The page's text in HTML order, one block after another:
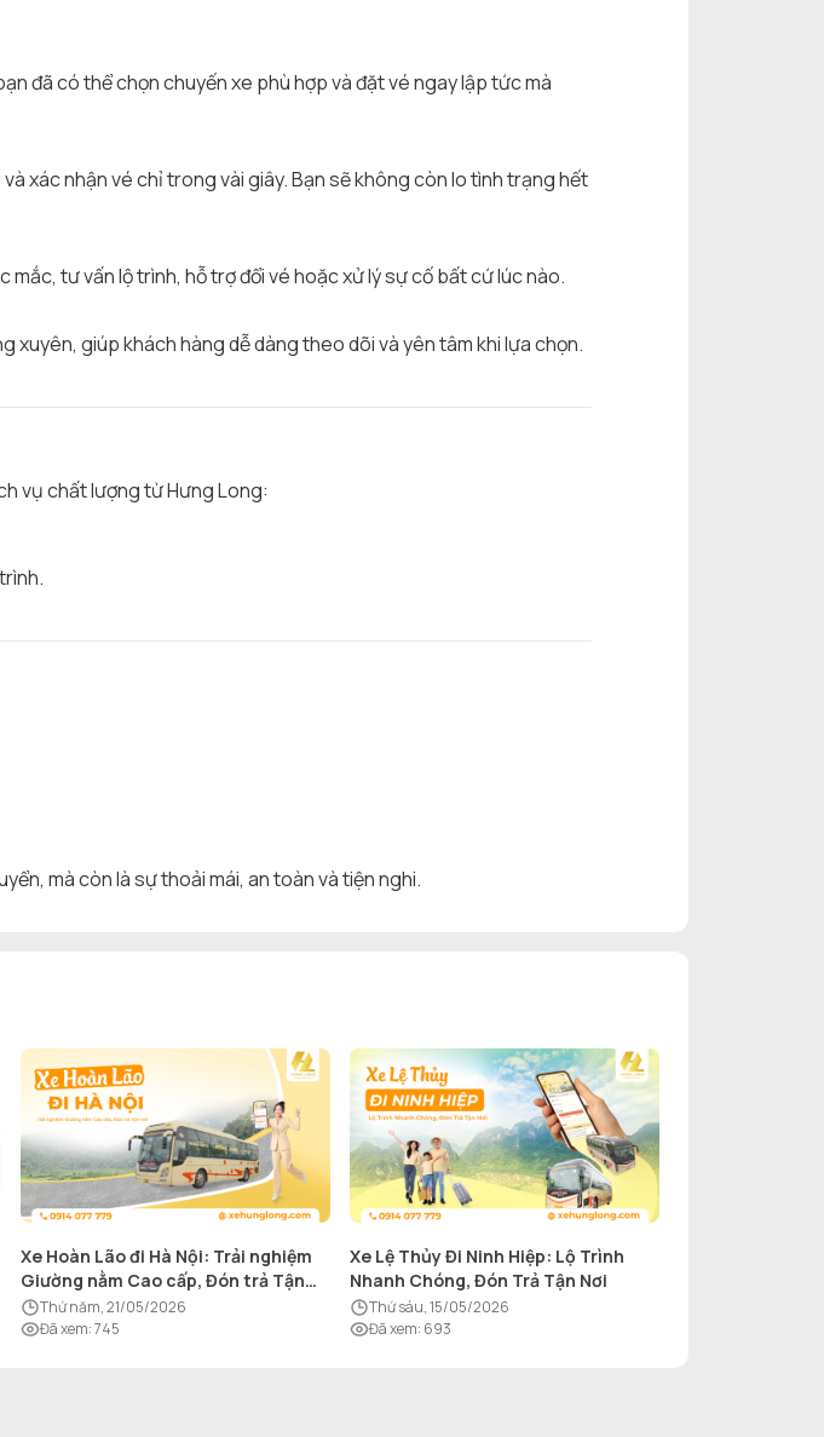
đã có thể chọn chuyến xe phù hợp và đặt vé ngay lập tức mà
xác nhận vé chỉ trong vài giây. Bạn sẽ không còn lo tình trạng hết
tư vấn lộ trình, hỗ trợ đổi vé hoặc xử lý sự cố bất cứ lúc nào.
giúp khách hàng dễ dàng theo dõi và yên tâm khi lựa chọn.
vụ chất lượng từ Hưng Long:
mà còn là sự thoải mái, an toàn và tiện nghi.
Xe Hoàn Lão đi Hà Nội: Trải nghiệm
Giường nằm Cao cấp, Đón trả Tận
nơithứ năm, 21/05/2026
Đã xem:745
Xe Lệ Thủy Đi Ninh Hiệp: Lộ Trình
Nhanh Chóng, Đón Trả Tận Nơi
thứ sáu, 15/05/2026
Đã xem: 693